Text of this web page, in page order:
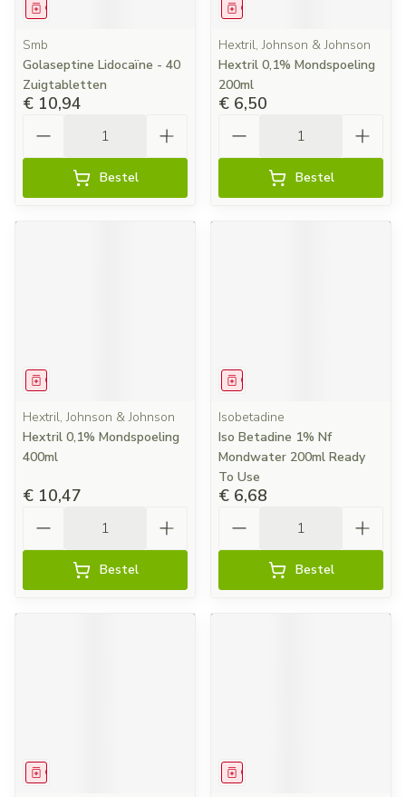
Geneesmiddel
Smb
Golaseptine Lidocaïne - 40
Zuigtabletten
€ 10,94
Bestel
Geneesmiddel
Hextril, Johnson & Johnson
Hextril 0,1% Mondspoeling
200ml
€ 6,50
Bestel
Geneesmiddel
Hextril, Johnson & Johnson
Hextril 0,1% Mondspoeling
400ml
€ 10,47
Bestel
Geneesmiddel
Isobetadine
Iso Betadine 1% Nf
Mondwater 200ml Ready
To Use
€ 6,68
Bestel
Geneesmiddel Geneesmiddel